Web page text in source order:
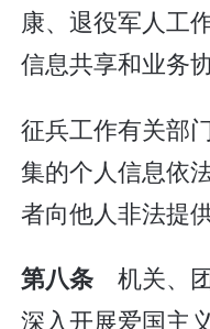
康、退役军人工
信息共享和业务协
征兵工作有关部
集的个人信息依
者向他人非法提供
第八条 机关、
深入开展爱国主